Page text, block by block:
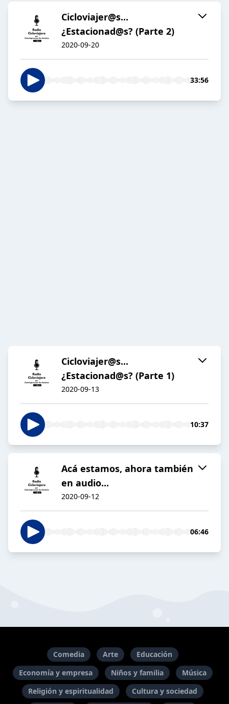
Cicloviajer@s...
¿Estacionad@s? (Parte 2)
2020-09-20
33:56
Cicloviajer@s...
¿Estacionad@s? (Parte 1)
2020-09-13
10:37
Acá estamos, ahora también
en audio...
2020-09-12
06:46
Comedia Arte
Educación
Economía y empresa
Niños y familia
Música
Religión y espiritualidad
Cultura y sociedad